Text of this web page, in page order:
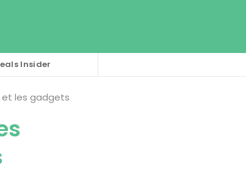
Insider
et les gadgets